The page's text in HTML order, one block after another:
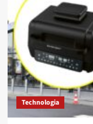
Technologia